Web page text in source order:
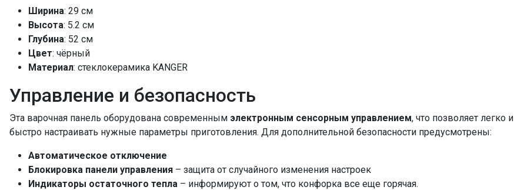
Ширина: 29 см
Высота: 5.2 см
Глубина: 52 см
Цвет: чёрный
Материал: стеклокерамика KANGER
Управление и безопасность
Эта варочная панель оборудована современным электронным сенсорным управлением, что позволяет легко и
быстро настраивать нужные параметры приготовления. Для дополнительной безопасности предусмотрены:
Автоматическое отключение
Блокировка панели управления – защита от случайного изменения настроек
Индикаторы остаточного тепла – информируют о том, что конфорка все еще горячая.